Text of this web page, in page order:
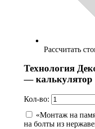
Рассчитать
Технология
— калькулятор
Кол-во:
«Монтаж на
на болты из